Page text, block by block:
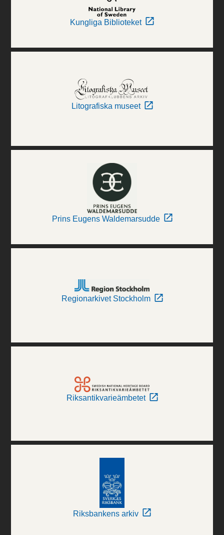
Kungliga Biblioteket
Litografiska museet
Prins Eugens Waldemarsudde
Regionarkivet Stockholm
Riksantikvarieämbetet
Riksbankens arkiv